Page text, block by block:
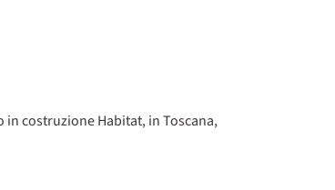
in costruzione Habitat, in Toscana,